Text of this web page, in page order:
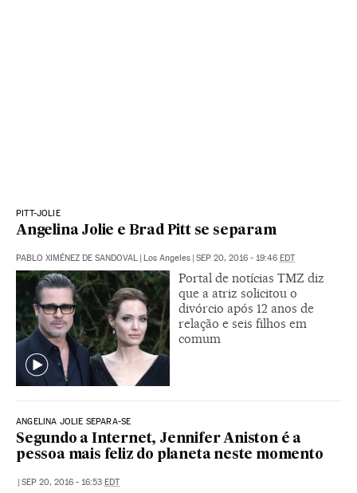
PITT-JOLIE
Angelina Jolie e Brad Pitt se separam
PABLO XIMÉNEZ DE SANDOVAL | Los Angeles | SEP 20, 2016 - 19:46 EDT
Portal de notícias TMZ diz
que a atriz solicitou o
divórcio após 12 anos de
relação e seis filhos em
comum
ANGELINA JOLIE SEPARA-SE
Segundo a Internet, Jennifer Aniston é a
pessoa mais feliz do planeta neste momento
| SEP 20, 2016 - 16:53 EDT